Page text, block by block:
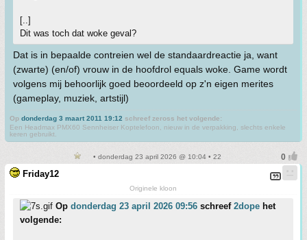
[..]
Dit was toch dat woke geval?
Dat is in bepaalde contreien wel de standaardreactie ja, want
(zwarte) (en/of) vrouw in de hoofdrol equals woke. Game wordt
volgens mij behoorlijk goed beoordeeld op z'n eigen merites
(gameplay, muziek, artstijl)
Op donderdag 3 maart 2011 19:12 schreef zeross het volgende:
Een Headmax PMX60 Sennheiser Koptelefoon, nieuw in de verpakking, slechts enkele
keren gebruikt.
• donderdag 23 april 2026 @ 10:04 • 22
Friday12
Originele kloon
Op donderdag 23 april 2026 09:56 schreef 2dope het
volgende: